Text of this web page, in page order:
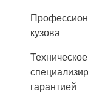
кузова
гарантией